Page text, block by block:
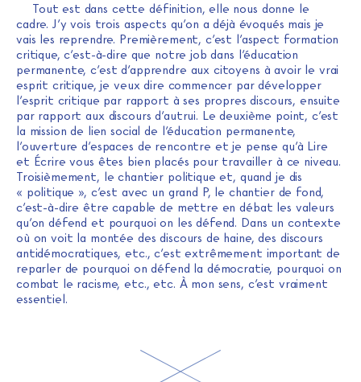
Tout est dans cette définition, elle nous donne le
cadre. J’y vois trois aspects qu’on a déjà évoqués mais je
vais les reprendre. Premièrement, c’est l’aspect formation
critique, c’est-à-dire que notre job dans l’éducation
permanente, c’est d’apprendre aux citoyens à avoir le vrai
esprit critique, je veux dire commencer par développer
l’esprit critique par rapport à ses propres discours, ensuite
par rapport aux discours d’autrui. Le deuxième point, c’est
la mission de lien social de l’éducation permanente,
l’ouverture d’espaces de rencontre et je pense qu’à Lire
et Écrire vous êtes bien placés pour travailler à ce niveau.
Troisièmement, le chantier politique et, quand je dis
« politique », c’est avec un grand P, le chantier de fond,
c’est-à-dire être capable de mettre en débat les valeurs
qu’on défend et pourquoi on les défend. Dans un contexte
où on voit la montée des discours de haine, des discours
antidémocratiques, etc., c’est extrêmement important de
reparler de pourquoi on défend la démocratie, pourquoi on
combat le racisme, etc., etc. À mon sens, c’est vraiment
essentiel.